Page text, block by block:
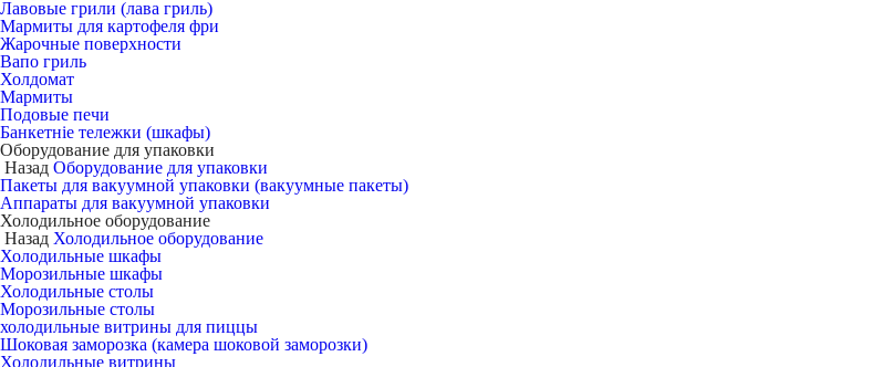
Лавовые грили (лава гриль)
Мармиты для картофеля фри
Жарочные поверхности
Вапо гриль
Холдомат
Мармиты
Подовые печи
Банкетніе тележки (шкафы)
Оборудование для упаковки
Назад Оборудование для упаковки
Пакеты для вакуумной упаковки (вакуумные пакеты)
Аппараты для вакуумной упаковки
Холодильное оборудование
Назад Холодильное оборудование
Холодильные шкафы
Морозильные шкафы
Холодильные столы
Морозильные столы
холодильные витрины для пиццы
Шоковая заморозка (камера шоковой заморозки)
Холодильные витрины